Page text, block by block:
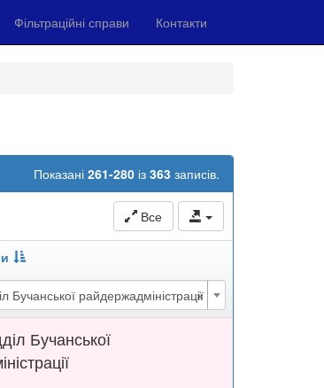
Фільтраційні справи Контакти
Показані 261-280 із 363 записів.
Все
×
Бучанської райдержадміністрації
Бучанської